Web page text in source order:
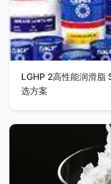
LGHP 2高性能润滑脂
选方案